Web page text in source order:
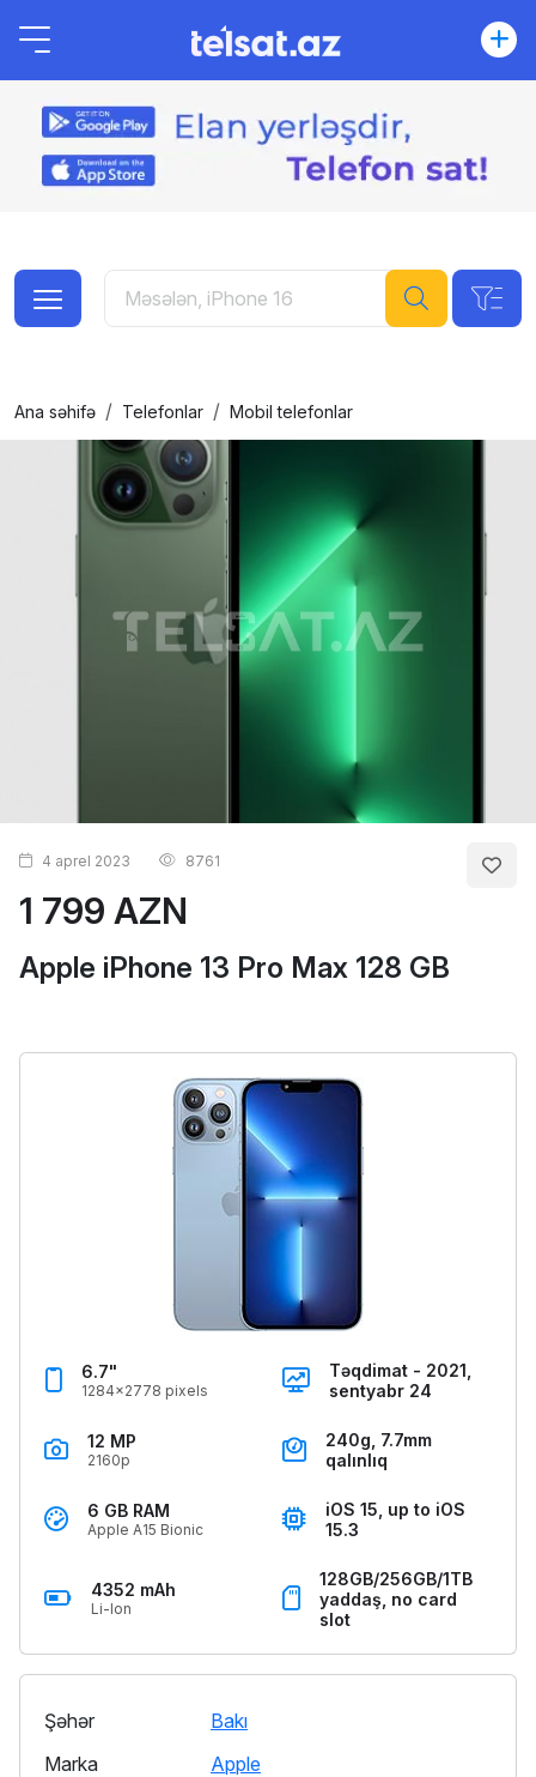
Ana səhifə Telefonlar Mobil telefonlar
1 799 AZN
Apple iPhone 13 Pro Max 128 GB
4 aprel 2023 8761
6.7"
1284x2778 pixels
Təqdimat - 2021,
sentyabr 24
12 MP
2160p
240g, 7.7mm
qalınlıq
6 GB RAM
Apple A15 Bionic
iOS 15, up to iOS
15.3
4352 mAh
Li-Ion
128GB/256GB/1TB
yaddaş, no card
slot
Şəhər
Bakı
Marka
Apple